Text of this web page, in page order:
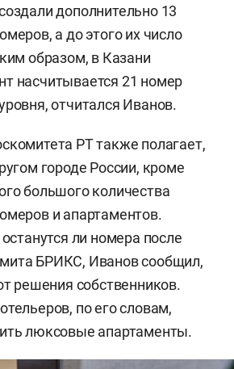
дополнительно 13
а до этого их число
образом, в Казани
насчитывается 21 номер
отчитался Иванов.
РТ также полагает,
городе России, кроме
большого количества
и апартаментов.
ли номера после
БРИКС, Иванов сообщил,
решения собственников.
по его словам,
люксовые апартаменты.